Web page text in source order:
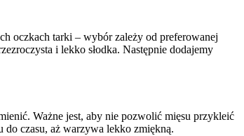
oczkach tarki – wybór zależy od preferowanej
i lekko słodka. Następnie dodajemy
Ważne jest, aby nie pozwolić mięsu przykleić
do czasu, aż warzywa lekko zmiękną.